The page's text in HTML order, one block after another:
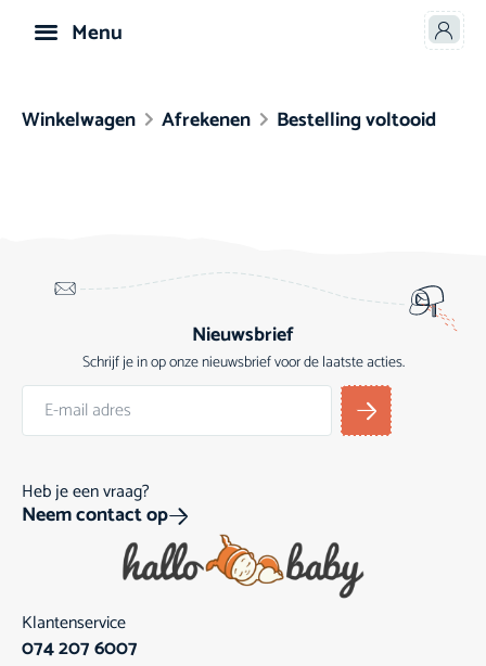
Menu
Winkelwagen Afrekenen Bestelling voltooid
Nieuwsbrief
Schrijf je in op onze nieuwsbrief voor de laatste acties.
Heb je een vraag?
Neem contact op
Klantenservice
074 207 6007